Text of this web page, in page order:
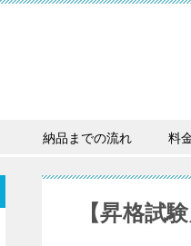
納品までの流れ 料
【昇格試